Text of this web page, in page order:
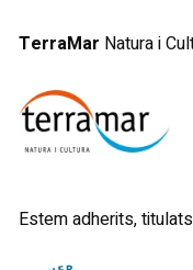
TerraMar Natura i
Estem adherits,